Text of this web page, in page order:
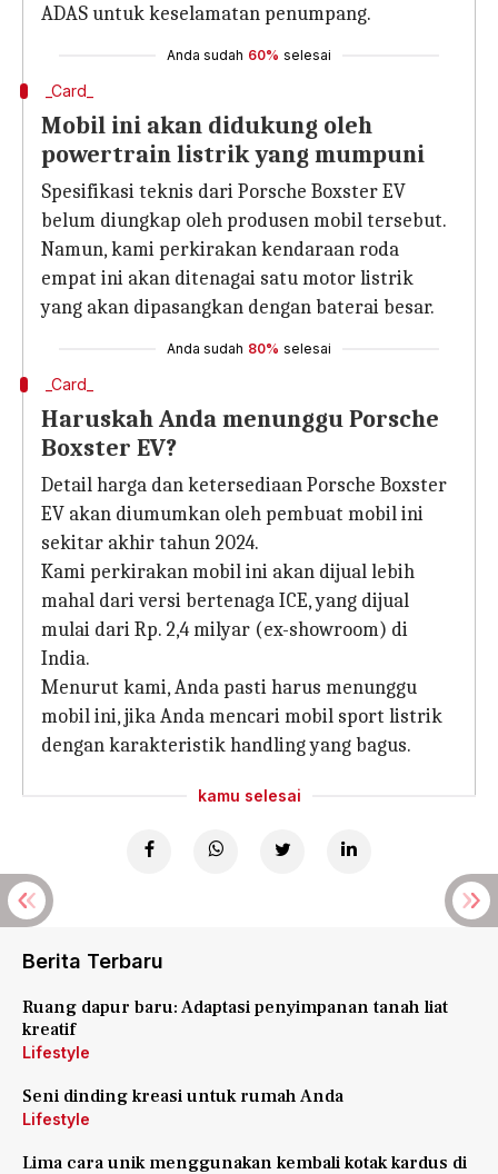
ADAS untuk keselamatan penumpang.
Anda sudah 60% selesai
_Card_
Mobil ini akan didukung oleh
powertrain listrik yang mumpuni
Spesifikasi teknis dari Porsche Boxster EV
belum diungkap oleh produsen mobil tersebut.
Namun, kami perkirakan kendaraan roda
empat ini akan ditenagai satu motor listrik
yang akan dipasangkan dengan baterai besar.
Anda sudah 80% selesai
_Card_
Haruskah Anda menunggu Porsche
Boxster EV?
Detail harga dan ketersediaan Porsche Boxster
EV akan diumumkan oleh pembuat mobil ini
sekitar akhir tahun 2024.
Kami perkirakan mobil ini akan dijual lebih
mahal dari versi bertenaga ICE, yang dijual
mulai dari Rp. 2,4 milyar (ex-showroom) di
India.
Menurut kami, Anda pasti harus menunggu
mobil ini, jika Anda mencari mobil sport listrik
dengan karakteristik handling yang bagus.
kamu selesai
Berita Terbaru
Ruang dapur baru: Adaptasi penyimpanan tanah liat
kreatif
Lifestyle
Seni dinding kreasi untuk rumah Anda
Lifestyle
Lima cara unik menggunakan kembali kotak kardus di